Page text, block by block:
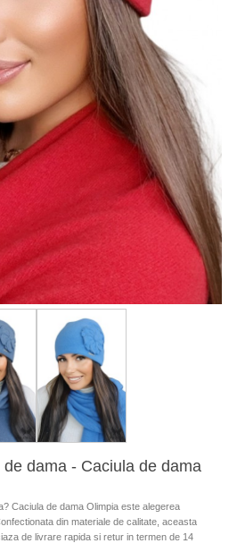
dama - Caciula de dama
Caciula de dama Olimpia este alegerea
din materiale de calitate, aceasta
de livrare rapida si retur in termen de 14